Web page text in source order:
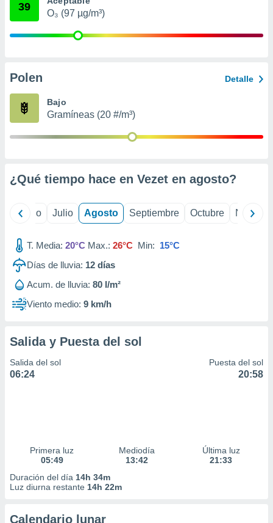
publicidad
de
1199
39
O₃ (97 µg/m³)
Polen Detalle
Bajo
Gramíneas (20 #/m³)
¿Qué tiempo hace en Vezet en agosto?
Junio Julio Agosto Septiembre Octubre
T. Media: 20°C Max.: 26°C Min: 15°C
Días de lluvia: 12 días
Acum. de lluvia: 80 l/m²
Viento medio: 9 km/h
Salida y Puesta del sol
Salida del sol
06:24
Puesta del sol
20:58
Primera luz
05:49
Mediodía
13:42
Última luz
21:33
Duración del día 14h 34m
Luz diurna restante 14h 22m
Calendario lunar